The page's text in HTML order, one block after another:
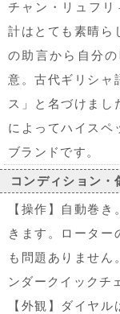
チャン・リュフ
計はとても素晴ら
の助言から自分
意。古代ギリシャ
ス」と名づけまし
によってハイスペ
ブランドです。
コンディション・
【操作】自動巻
きます。ローター
も問題ありません
ンダークイックチ
【外観】ダイヤ